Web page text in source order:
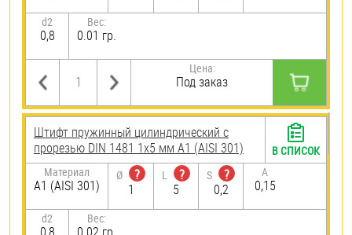
d2
0,8
Вес:
0.01 гр.
Цена:
Под заказ
Штифт пружинный цилиндрический с
прорезью DIN 1481 1х5 мм А1 (AISI 301)
Материал
А1 (AISI 301)
Ø
?
1
L
?
5
S
?
0,2
A
0,15
d2 Вес:
В СПИСОК